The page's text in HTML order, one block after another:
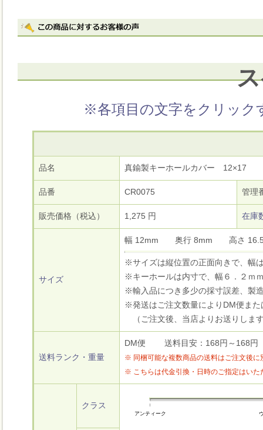
※各項目の文字をクリック
品名 真鍮製キーホールカバー 12×17
品番 CR0075 管理
販売価格（税込） 1,275 円 在庫
サイズ
幅 12mm 奥行 8mm 高さ
※サイズは縦位置の正面向きで、幅
※キーホールは内寸で、幅６．２ｍ
※輸入品につき多少の採寸誤差、製
※発送はご注文数量によりDM便ま
（ご注文後、当店よりお送りしま
送料ランク・重量
DM便 送料目安：168円～168
※ 同梱可能な複数商品の送料はご注文後に
※ こちらは代金引換・日時のご指定はいた
クラス
アンティーク